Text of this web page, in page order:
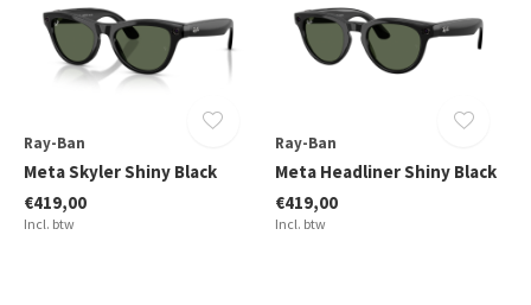
Ray-Ban
Meta Skyler Shiny Black
€419,00
Incl. btw
Ray-Ban
Meta Headliner Shiny Black
€419,00
Incl. btw